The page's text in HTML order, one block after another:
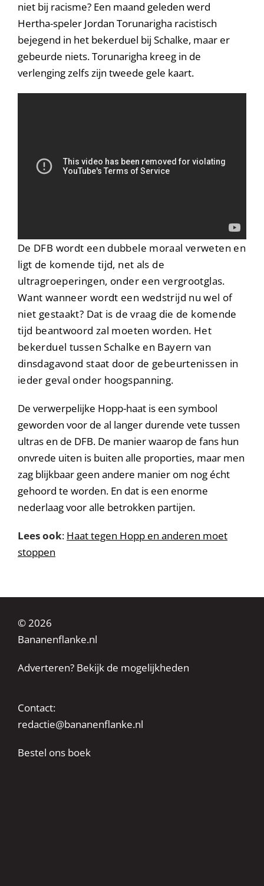
niet bij racisme? Een maand geleden werd
Hertha-speler Jordan Torunarigha racistisch
bejegend in het bekerduel bij Schalke, maar er
gebeurde niets. Torunarigha kreeg in de
verlenging zelfs zijn tweede gele kaart.
De DFB wordt een dubbele moraal verweten en
ligt de komende tijd, net als de
ultragroeperingen, onder een vergrootglas.
Want wanneer wordt een wedstrijd nu wel of
niet gestaakt? Dat is de vraag die de komende
tijd beantwoord zal moeten worden. Het
bekerduel tussen Schalke en Bayern van
dinsdagavond staat door de gebeurtenissen in
ieder geval onder hoogspanning.
De verwerpelijke Hopp-haat is een symbool
geworden voor de al langer durende vete tussen
ultras en de DFB. De manier waarop de fans hun
onvrede uiten is buiten alle proporties, maar men
zag blijkbaar geen andere manier om nog écht
gehoord te worden. En dat is een enorme
nederlaag voor alle betrokken partijen.
Lees ook: Haat tegen Hopp en anderen moet
stoppen
© 2026
Bananenflanke.nl
Adverteren? Bekijk de mogelijkheden
Contact:
redactie@bananenflanke.nl
Bestel ons boek